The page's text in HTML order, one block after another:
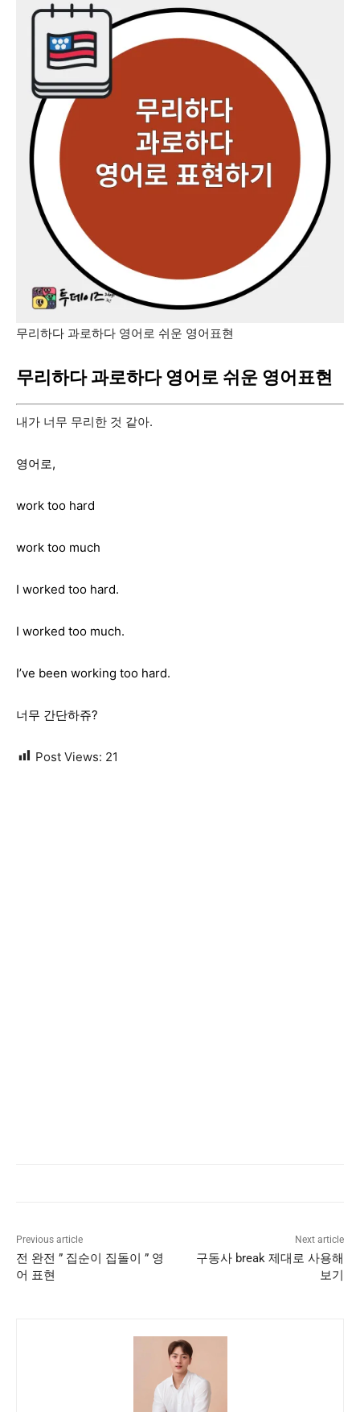
무리하다 과로하다 영어로 쉬운 영어표현
무리하다 과로하다 영어로 쉬운 영어표현
내가 너무 무리한 것 같아.
영어로,
work too hard
work too much
I worked too hard.
I worked too much.
I’ve been working too hard.
너무 간단하쥬?
Post Views: 21
Previous article
전 완전 ” 집순이 집돌이 ” 영
어 표현
Next article
구동사 break 제대로 사용해
보기